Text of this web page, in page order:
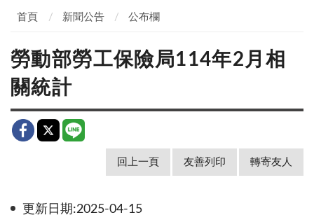
首頁 新聞公告 公布欄
勞動部勞工保險局114年2月相
關統計
回上一頁 友善列印 轉寄友人
更新日期:2025-04-15